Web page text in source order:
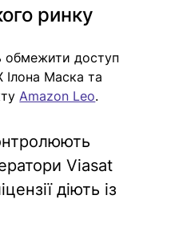
ринку
обмежити доступ
Ілона Маска та
Amazon Leo.
Viasat
діють із